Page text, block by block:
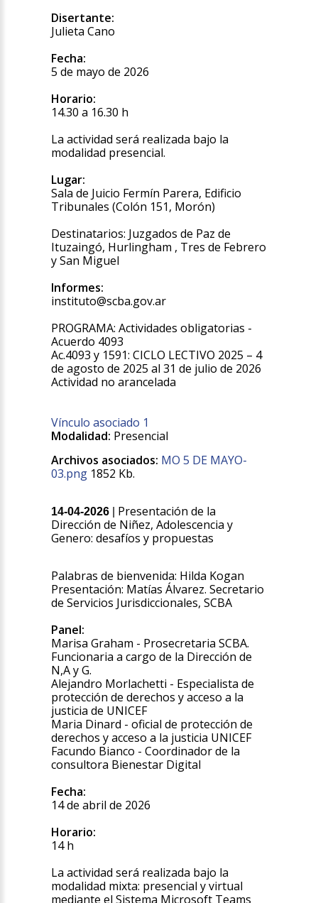
Disertante:
Julieta Cano
Fecha:
5 de mayo de 2026
Horario:
14.30 a 16.30 h
La actividad será realizada bajo la
modalidad presencial.
Lugar:
Sala de Juicio Fermín Parera, Edificio
Tribunales (Colón 151, Morón)
Destinatarios: Juzgados de Paz de
Ituzaingó, Hurlingham , Tres de Febrero
y San Miguel
Informes:
instituto@scba.gov.ar
PROGRAMA: Actividades obligatorias -
Acuerdo 4093
Ac.4093 y 1591: CICLO LECTIVO 2025 – 4
de agosto de 2025 al 31 de julio de 2026
Actividad no arancelada
Vínculo asociado 1
Modalidad: Presencial
Archivos asociados: MO 5 DE MAYO-
03.png 1852 Kb.
14-04-2026
Presentación de la
Dirección de Niñez, Adolescencia y
Genero: desafíos y propuestas
Palabras de bienvenida: Hilda Kogan
Presentación: Matías Álvarez. Secretario
de Servicios Jurisdiccionales, SCBA
Panel:
Marisa Graham - Prosecretaria SCBA.
Funcionaria a cargo de la Dirección de
N,A y G.
Alejandro Morlachetti - Especialista de
protección de derechos y acceso a la
justicia de UNICEF
Maria Dinard - oficial de protección de
derechos y acceso a la justicia UNICEF
Facundo Bianco - Coordinador de la
consultora Bienestar Digital
Fecha:
14 de abril de 2026
Horario:
14 h
La actividad será realizada bajo la
modalidad mixta: presencial y virtual
mediante el Sistema Microsoft Teams